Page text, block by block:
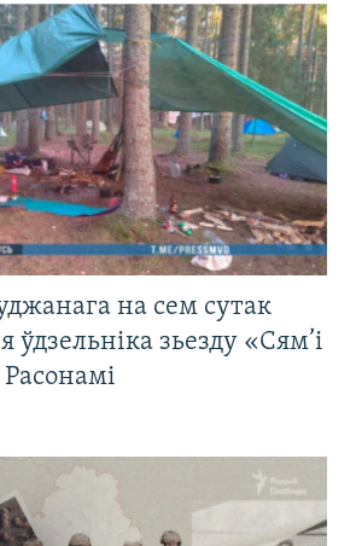
на сем сутак
ўдзельніка зьезду «Сям’і